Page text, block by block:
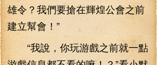
雄令？我們要搶在輝煌公會之前
建立幫會！”
“我說，你玩游戲之前就一點